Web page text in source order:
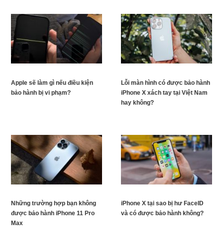
Apple sẽ làm gì nếu điều kiện
bảo hành bị vi phạm?
Lỗi màn hình có được bảo hành
iPhone X xách tay tại Việt Nam
hay không?
Những trường hợp bạn không
được bảo hành iPhone 11 Pro
Max
iPhone X tại sao bị hư FaceID
và có được bảo hành không?